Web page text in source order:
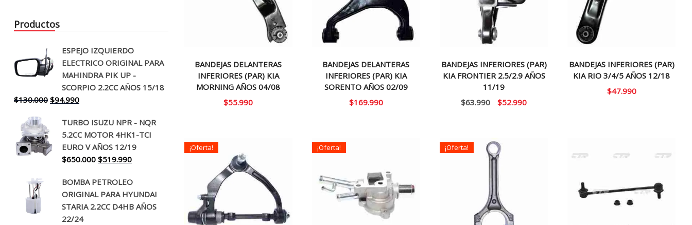
Productos
ESPEJO IZQUIERDO
ELECTRICO ORIGINAL PARA
MAHINDRA PIK UP -
SCORPIO 2.2CC AÑOS 15/18
$130.000 El
original
era:
$130.000.
$94.990El
actual
es:
$94.990.
TURBO ISUZU NPR - NQR
5.2CC MOTOR 4HK1-TCI
EURO V AÑOS 12/19
$650.000 El
original
era:
$650.000.
$519.990El
actual
es:
$519.990.
BOMBA PETROLEO
ORIGINAL PARA HYUNDAI
STARIA 2.2CC D4HB AÑOS
22/24
BANDEJAS DELANTERAS
INFERIORES (PAR) KIA
MORNING AÑOS 04/08
$55.990
BANDEJAS DELANTERAS
INFERIORES (PAR) KIA
SORENTO AÑOS 02/09
$169.990
BANDEJAS INFERIORES (PAR)
KIA FRONTIER 2.5/2.9 AÑOS
11/19
$63.990
El
$63.990.
$52.990El
BANDEJAS INFERIORES (PAR)
KIA RIO 3/4/5 AÑOS 12/18
$47.990
¡Oferta! ¡Oferta! ¡Oferta!